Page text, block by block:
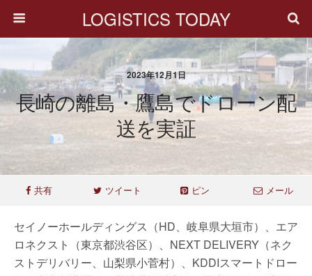
LOGISTICS TODAY
2023年12月1日
長崎の離島・鷹島でドローン配
送を実証
共有 ツイート ピン メール
セイノーホールディングス（HD、岐阜県大垣市）、エア
ロネクスト（東京都渋谷区）、NEXT DELIVERY（ネク
ストデリバリー、山梨県小菅村）、KDDIスマートドロー